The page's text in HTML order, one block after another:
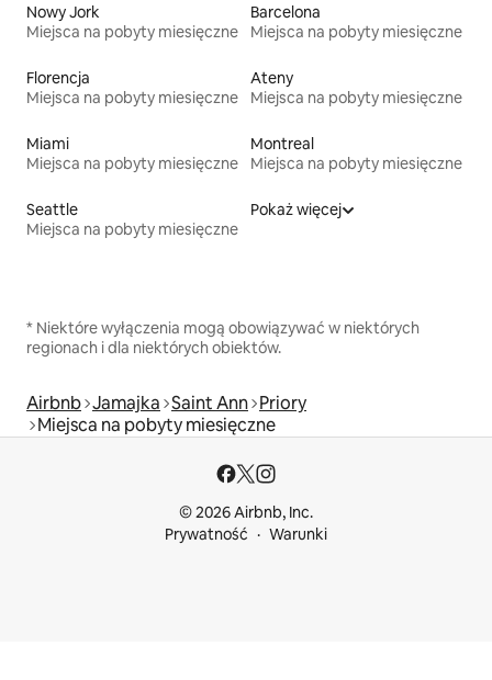
Nowy Jork
Miejsca na pobyty miesięczne
Barcelona
Miejsca na pobyty miesięczne
Florencja
Miejsca na pobyty miesięczne
Ateny
Miejsca na pobyty miesięczne
Miami
Miejsca na pobyty miesięczne
Montreal
Miejsca na pobyty miesięczne
Seattle
Miejsca na pobyty miesięczne
Pokaż więcej
* Niektóre wyłączenia mogą obowiązywać w niektórych
regionach i dla niektórych obiektów.
Airbnb Jamajka Saint Ann Priory
Miejsca na pobyty miesięczne
© 2026 Airbnb, Inc.
Prywatność
Warunki